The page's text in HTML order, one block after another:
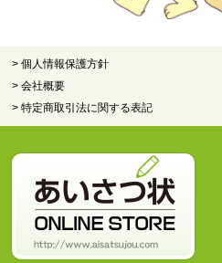
> 個人情報保護方針
> 会社概要
> 特定商取引法に関する表記